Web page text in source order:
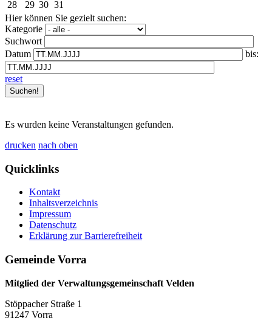
28
29 30 31
Hier können Sie gezielt suchen:
Kategorie
Suchwort
Datum
bis:
reset
Es wurden keine Veranstaltungen gefunden.
drucken nach oben
Quicklinks
Kontakt
Inhaltsverzeichnis
Impressum
Datenschutz
Erklärung zur Barrierefreiheit
Gemeinde Vorra
Mitglied der Verwaltungsgemeinschaft Velden
Stöppacher Straße 1
91247 Vorra